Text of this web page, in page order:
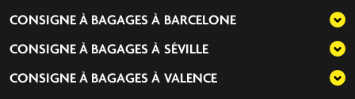
CONSIGNE À BAGAGES À BARCELONE
CONSIGNE À BAGAGES À SÉVILLE
CONSIGNE À BAGAGES À VALENCE